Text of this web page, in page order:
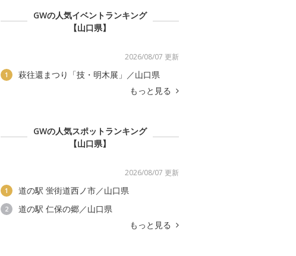
GWの人気イベントランキング
【山口県】
2026/08/07 更新
1
萩往還まつり「技・明木展」／山口県
もっと見る
GWの人気スポットランキング
【山口県】
2026/08/07 更新
1 道の駅 蛍街道西ノ市／山口県
2
道の駅 仁保の郷／山口県
もっと見る